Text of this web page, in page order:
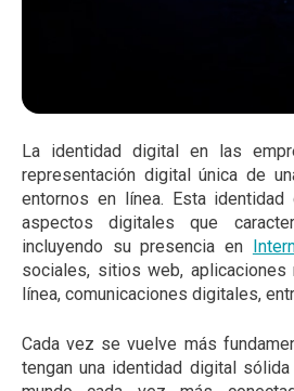
La identidad digital en las
representación digital única de
entornos en línea. Esta
aspectos digitales que
incluyendo su presencia en
sociales, sitios web, aplicaciones
línea, comunicaciones digitales,
Cada vez se vuelve más
tengan una identidad digital